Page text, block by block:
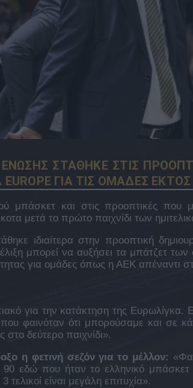
ΣΤΑΘΗΚΕ ΣΤΙΣ
ΓΙΑ ΤΙΣ ΟΜΑΔΕΣ ΕΚΤΟΣ
μπάσκετ και στις προοπτικές που
μετά το πρώτο παιχνίδι των
ιδιαίτερα στην προοπτική
μπορεί να αυξήσει τα μπάτζετ
για ομάδες όπως η ΑΕΚ απέναντι
για την κατάκτηση της Ευρωλίγκα.
φαινόταν ότι μπορούσαμε και σε
δεύτερο παιχνίδι».
η φετινή σεζόν για το μέλλον:
90 εδώ που ήταν το ελληνικό
είναι μεγάλη επιτυχία».